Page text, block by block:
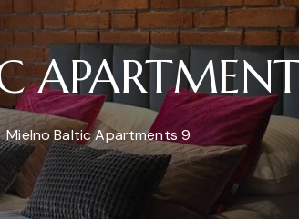
Mielno Baltic Apartments 9